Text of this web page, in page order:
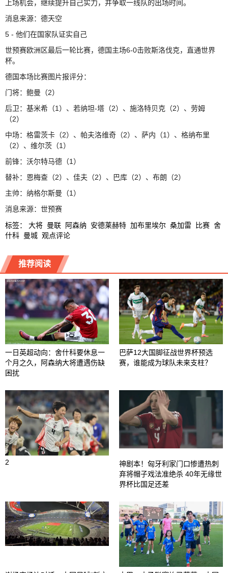
上场机会，继续提升自己实力，并争取一线队的出场时间。
消息来源：德天空
5 - 他们在国家队证实自己
世预赛欧洲区最后一轮比赛，德国主场6-0击败斯洛伐克，直通世界
杯。
德国本场比赛图片报评分：
门将：鲍曼（2）
后卫：基米希（1）、若纳坦-塔（2）、施洛特贝克（2）、劳姆
（2）
中场：格雷茨卡（2）、帕夫洛维奇（2）、萨内（1）、格纳布里
（2）、维尔茨（1）
前锋：沃尔特马德（1）
替补：恩梅查（2）、佳夫（2）、巴库（2）、布朗（2）
主帅：纳格尔斯曼（1）
消息来源：世预赛
标签： 大将 曼联 阿森纳 安德莱赫特 加布里埃尔 桑加雷 比赛 舍
什科 曼城 观点评论
推荐阅读
一日英超动向：舍什科要休息一
个月之久，阿森纳大将遭遇伤缺
困扰
巴萨12大国脚征战世界杯预选
赛，谁能成为球队未来支柱？
2
神剧本！匈牙利家门口惨遭热刺
弃将帽子戏法准绝杀 40年无缘世
界杯比国足还差